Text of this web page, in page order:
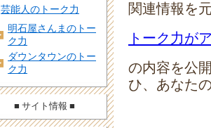
関連情報を
トーク力が
の内容を公
ひ、あなた
芸能人のトーク力
明石屋さんまのトー
ク力
ダウンタウンのトー
ク力
■ サイト情報 ■